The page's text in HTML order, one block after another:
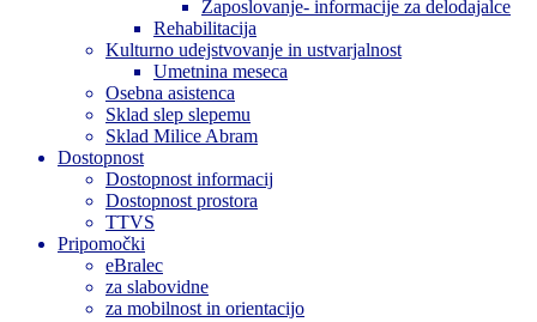
Zaposlovanje- informacije za delodajalce
Rehabilitacija
Kulturno udejstvovanje in ustvarjalnost
Umetnina meseca
Osebna asistenca
Sklad slep slepemu
Sklad Milice Abram
Dostopnost
Dostopnost informacij
Dostopnost prostora
TTVS
Pripomočki
eBralec
za slabovidne
za mobilnost in orientacijo